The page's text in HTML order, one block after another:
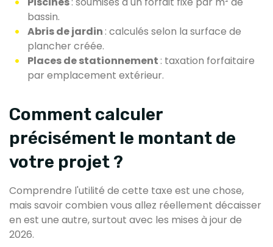
bassin.
Abris de jardin : calculés selon la surface de
plancher créée.
Places de stationnement : taxation forfaitaire
par emplacement extérieur.
Comment calculer
précisément le montant de
votre projet ?
Comprendre l'utilité de cette taxe est une chose,
mais savoir combien vous allez réellement décaisser
en est une autre, surtout avec les mises à jour de
2026.